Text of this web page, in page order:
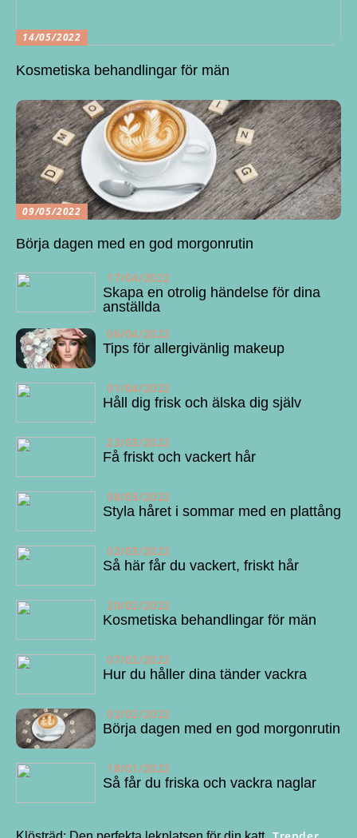
14/05/2022
Kosmetiska behandlingar för män
09/05/2022
Börja dagen med en god morgonrutin
17/04/2022
Skapa en otrolig händelse för dina
anställda
06/04/2022
Tips för allergivänlig makeup
01/04/2022
Håll dig frisk och älska dig själv
23/03/2022
Få friskt och vackert hår
08/03/2022
Styla håret i sommar med en plattång
02/03/2022
Så här får du vackert, friskt hår
20/02/2022
Kosmetiska behandlingar för män
07/02/2022
Hur du håller dina tänder vackra
02/02/2022
Börja dagen med en god morgonrutin
18/01/2022
Så får du friska och vackra naglar